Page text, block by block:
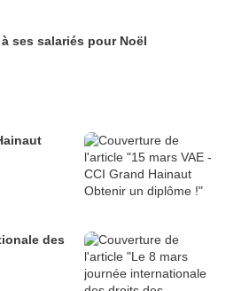
ses salariés pour Noël
des